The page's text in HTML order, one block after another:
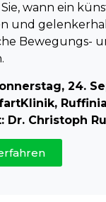
wann ein
und
Bewegungs-
24.
Dr. Christoph